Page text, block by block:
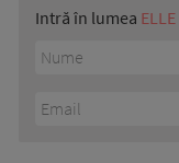
Intră în lumea ELLE